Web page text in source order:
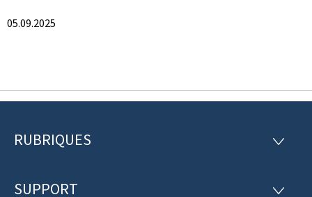
05.09.2025
P
RUBRIQUES
R
R
SUPPORT S